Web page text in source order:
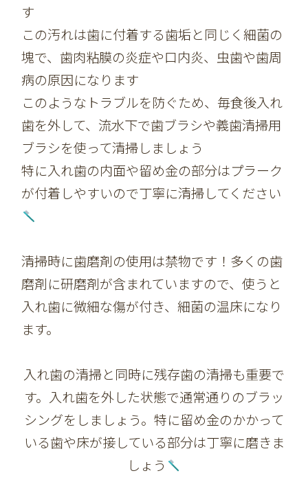
す
この汚れは歯に付着する歯垢と同じく細菌の
塊で、歯肉粘膜の炎症や口内炎、虫歯や歯周
病の原因になります
このようなトラブルを防ぐため、毎食後入れ
歯を外して、流水下で歯ブラシや義歯清掃用
ブラシを使って清掃しましょう
特に入れ歯の内面や留め金の部分はプラーク
が付着しやすいので丁寧に清掃してください
清掃時に歯磨剤の使用は禁物です！多くの歯
磨剤に研磨剤が含まれていますので、使うと
入れ歯に微細な傷が付き、細菌の温床になり
ます。
入れ歯の清掃と同時に残存歯の清掃も重要で
す。入れ歯を外した状態で通常通りのブラッ
シングをしましょう。特に留め金のかかって
いる歯や床が接している部分は丁寧に磨きま
しょう